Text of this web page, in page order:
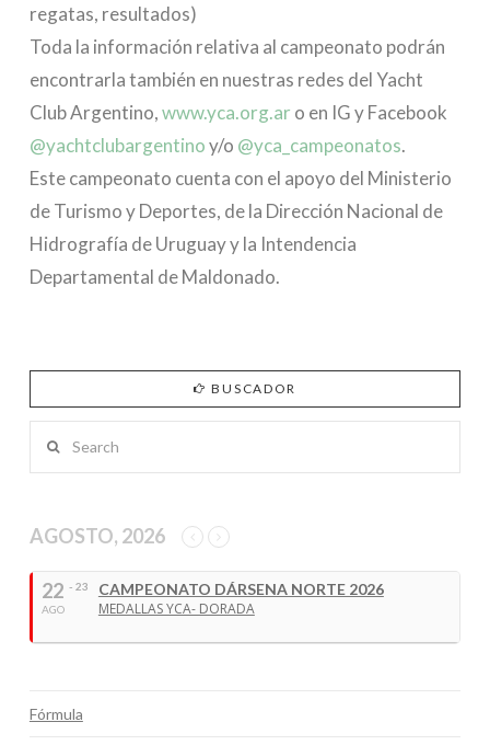
regatas, resultados)
Toda la información relativa al campeonato podrán
encontrarla también en nuestras redes del Yacht
Club Argentino,www.yca.org.ar o en IG y Facebook
@yachtclubargentinoy/o @yca_campeonatos.
Este campeonato cuenta con el apoyo del Ministerio
de Turismo y Deportes, de la Dirección Nacional de
Hidrografía de Uruguay y la Intendencia
Departamental de Maldonado.
BUSCADOR
AGOSTO, 2026
22
AGO
- 23
CAMPEONATO DÁRSENA NORTE 2026
MEDALLAS YCA- DORADA
Fórmula